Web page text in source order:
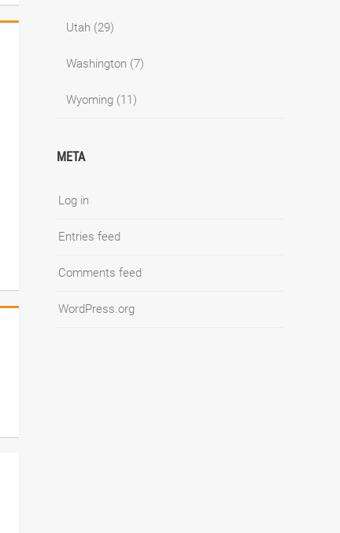
Utah (29)
Washington (7)
Wyoming (11)
META
Log in
Entries feed
Comments feed
WordPress.org